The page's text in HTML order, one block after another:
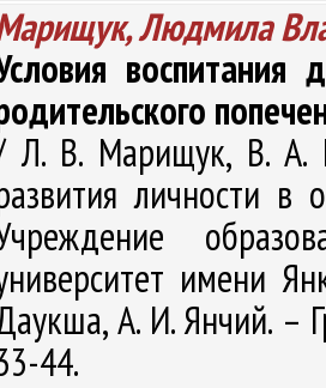
Людмила
воспитания
Л. В. Марищук, В. А.
личности в
имени
А. И. Янчий. –
44.